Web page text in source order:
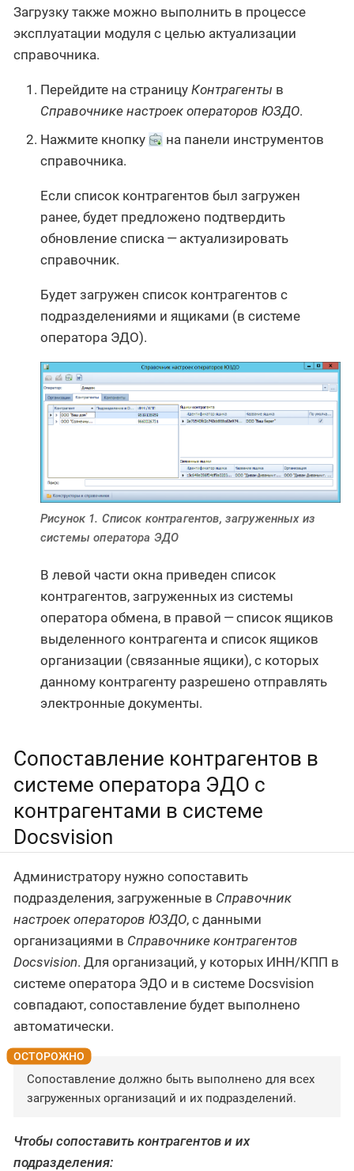
Загрузку также можно выполнить в процессе
эксплуатации модуля с целью актуализации
справочника.
Перейдите на страницу Контрагенты в
Справочнике настроек операторов ЮЗДО.
Нажмите кнопку
на панели инструментов
справочника.
Если список контрагентов был загружен
ранее, будет предложено подтвердить
обновление списка — актуализировать
справочник.
Будет загружен список контрагентов с
подразделениями и ящиками (в системе
оператора ЭДО).
Рисунок 1. Список контрагентов, загруженных из
системы оператора ЭДО
В левой части окна приведен список
контрагентов, загруженных из системы
оператора обмена, в правой — список ящиков
выделенного контрагента и список ящиков
организации (связанные ящики), с которых
данному контрагенту разрешено отправлять
электронные документы.
Сопоставление контрагентов в
системе оператора ЭДО с
контрагентами в системе
Docsvision
Администратору нужно сопоставить
подразделения, загруженные в Справочник
настроек операторов ЮЗДО, с данными
организациями в Справочнике контрагентов
Docsvision. Для организаций, у которых ИНН/КПП в
системе оператора ЭДО и в системе Docsvision
совпадают, сопоставление будет выполнено
автоматически.
Сопоставление должно быть выполнено для всех
загруженных организаций и их подразделений.
Чтобы сопоставить контрагентов и их
подразделения: